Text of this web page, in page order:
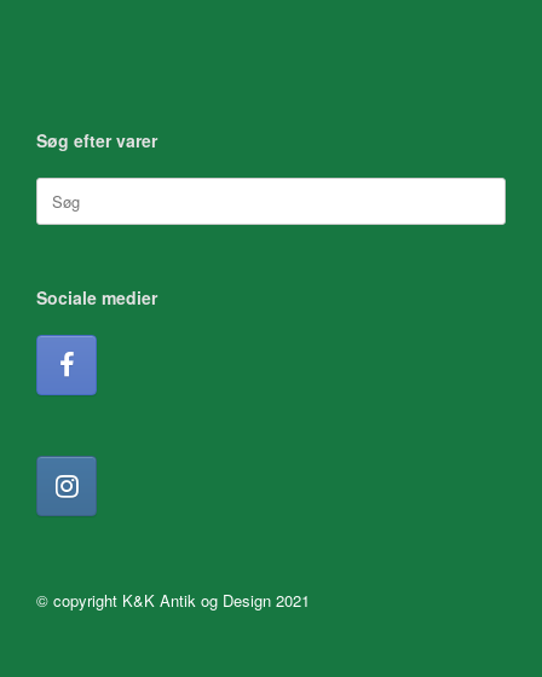
Søg efter varer
Søg
efter:
Sociale medier
© copyright K&K Antik og Design 2021